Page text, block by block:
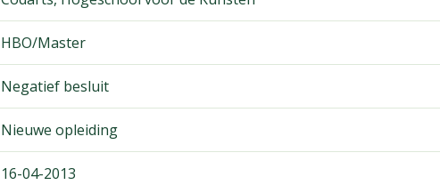
HBO/Master
Negatief besluit
Nieuwe opleiding
16-04-2013